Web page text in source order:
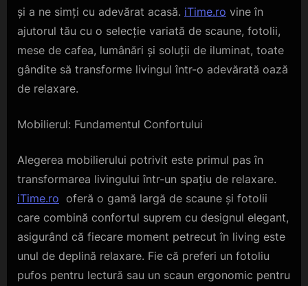
și a ne simți cu adevărat acasă. iTime.ro vine în
ajutorul tău cu o selecție variată de scaune, fotolii,
mese de cafea, lumânări și soluții de iluminat, toate
gândite să transforme livingul într-o adevărată oază
de relaxare.
Mobilierul: Fundamentul Confortului
Alegerea mobilierului potrivit este primul pas în
transformarea livingului într-un spațiu de relaxare.
iTime.ro oferă o gamă largă de scaune și fotolii
care combină confortul suprem cu designul elegant,
asigurând că fiecare moment petrecut în living este
unul de deplină relaxare. Fie că preferi un fotoliu
pufos pentru lectură sau un scaun ergonomic pentru